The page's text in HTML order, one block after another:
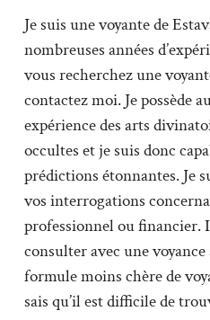
Je suis une voyante de
nombreuses années
vous recherchez une
contactez moi. Je possède
expérience des arts
occultes et je suis donc
prédictions étonnantes. Je
vos interrogations
professionnel ou financier.
consulter avec une
formule moins chère de
sais qu’il est difficile de